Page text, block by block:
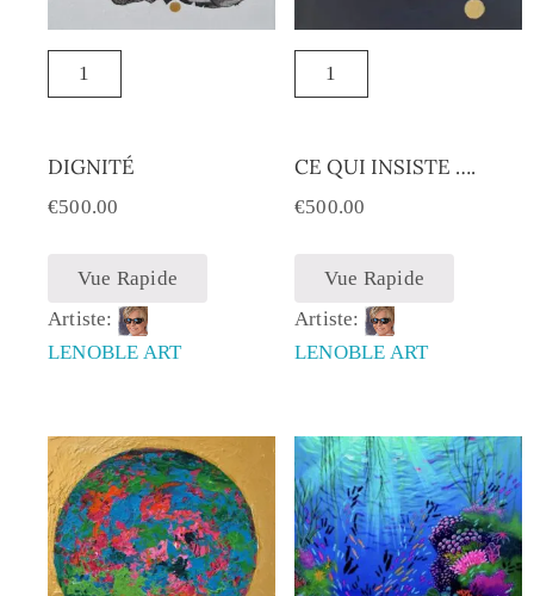
DIGNITÉ
€500.00
Vue Rapide
Artiste:
LENOBLE ART
CE QUI INSISTE ….
€500.00
Vue Rapide
Artiste:
LENOBLE ART